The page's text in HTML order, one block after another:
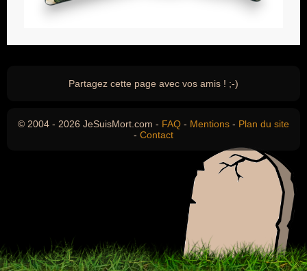
Partagez cette page avec vos amis ! ;-)
© 2004 - 2026 JeSuisMort.com - FAQ - Mentions - Plan du site
- Contact